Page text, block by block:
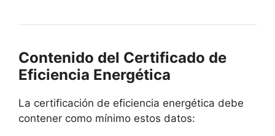
Contenido del Certificado de
Eficiencia Energética
La certificación de eficiencia energética debe
contener como mínimo estos datos: